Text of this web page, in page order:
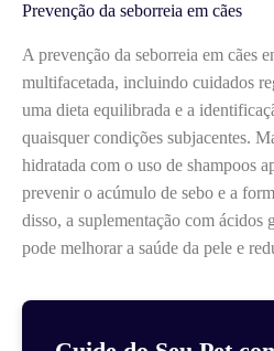
Prevenção da seborreia em cães
A prevenção da seborreia em cães
multifacetada, incluindo cuidados
uma dieta equilibrada e a
quaisquer condições subjacentes.
hidratada com o uso de shampoos
prevenir o acúmulo de sebo e a
disso, a suplementação com ácidos
pode melhorar a saúde da pele e